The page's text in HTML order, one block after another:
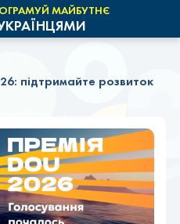
МАЙБУТНЄ
підтримайте розвиток